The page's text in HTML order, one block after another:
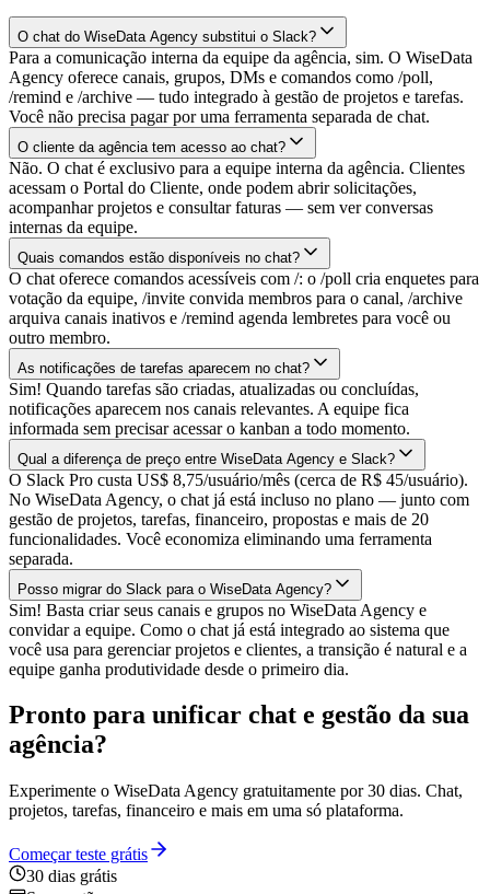
O chat do WiseData Agency substitui o Slack?
Para a comunicação interna da equipe da agência, sim. O WiseData
Agency oferece canais, grupos, DMs e comandos como /poll,
/remind e /archive — tudo integrado à gestão de projetos e tarefas.
Você não precisa pagar por uma ferramenta separada de chat.
O cliente da agência tem acesso ao chat?
Não. O chat é exclusivo para a equipe interna da agência. Clientes
acessam o Portal do Cliente, onde podem abrir solicitações,
acompanhar projetos e consultar faturas — sem ver conversas
internas da equipe.
Quais comandos estão disponíveis no chat?
O chat oferece comandos acessíveis com /: o /poll cria enquetes para
votação da equipe, /invite convida membros para o canal, /archive
arquiva canais inativos e /remind agenda lembretes para você ou
outro membro.
As notificações de tarefas aparecem no chat?
Sim! Quando tarefas são criadas, atualizadas ou concluídas,
notificações aparecem nos canais relevantes. A equipe fica
informada sem precisar acessar o kanban a todo momento.
Qual a diferença de preço entre WiseData Agency e Slack?
O Slack Pro custa US$ 8,75/usuário/mês (cerca de R$ 45/usuário).
No WiseData Agency, o chat já está incluso no plano — junto com
gestão de projetos, tarefas, financeiro, propostas e mais de 20
funcionalidades. Você economiza eliminando uma ferramenta
separada.
Posso migrar do Slack para o WiseData Agency?
Sim! Basta criar seus canais e grupos no WiseData Agency e
convidar a equipe. Como o chat já está integrado ao sistema que
você usa para gerenciar projetos e clientes, a transição é natural e a
equipe ganha produtividade desde o primeiro dia.
Pronto para unificar chat e gestão da sua
agência?
Experimente o WiseData Agency gratuitamente por 30 dias. Chat,
projetos, tarefas, financeiro e mais em uma só plataforma.
Começar teste grátis
30 dias grátis